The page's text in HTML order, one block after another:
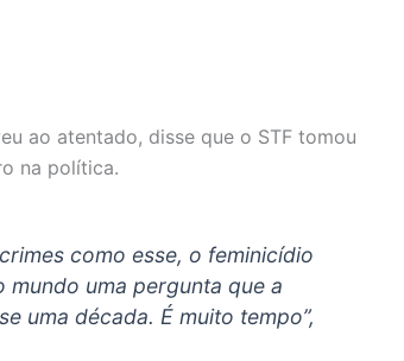
ao atentado, disse que o STF tomou
na política.
como esse, o feminicídio
uma pergunta que a
uma década. É muito tempo”,